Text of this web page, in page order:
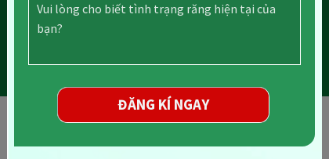
ĐĂNG KÍ NGAY